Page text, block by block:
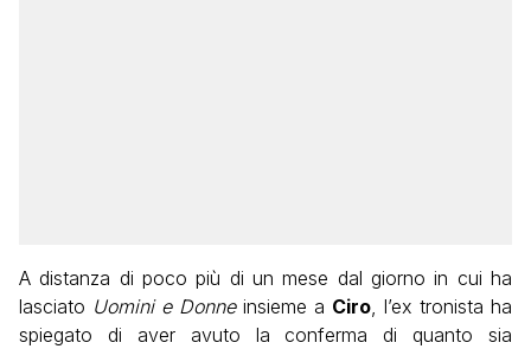
A distanza di poco più di un mese dal giorno in cui ha
lasciato Uomini e Donne insieme a Ciro , l’ex tronista ha
spiegato di aver avuto la conferma di quanto sia